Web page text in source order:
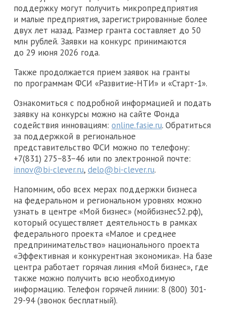
поддержку могут получить микропредприятия
и малые предприятия, зарегистрированные более
двух лет назад. Размер гранта составляет до 50
млн рублей. Заявки на конкурс принимаются
до 29 июня 2026 года.
Также продолжается прием заявок на гранты
по программам ФСИ «Развитие-НТИ» и «Старт-1».
Ознакомиться с подробной информацией и подать
заявку на конкурсы можно на сайте Фонда
содействия инновациям: online.fasie.ru. Обратиться
за поддержкой в региональное
представительство ФСИ можно по телефону:
+7(831) 275−83−46 или по электронной почте:
innov@bi-clever.ru, delo@bi-clever.ru.
Напомним, обо всех мерах поддержки бизнеса
на федеральном и региональном уровнях можно
узнать в центре «Мой бизнес» (мойбизнес52.рф),
который осуществляет деятельность в рамках
федерального проекта «Малое и среднее
предпринимательство» национального проекта
«Эффективная и конкурентная экономика». На базе
центра работает горячая линия «Мой бизнес», где
также можно получить всю необходимую
информацию. Телефон горячей линии: 8 (800) 301-
29-94 (звонок бесплатный).